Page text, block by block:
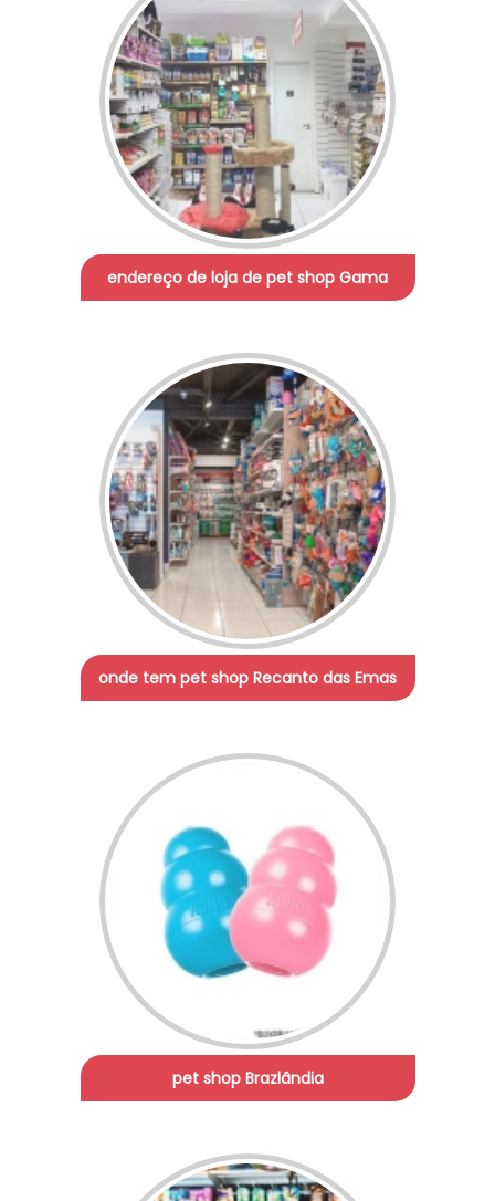
endereço de loja de pet shop Gama
onde tem pet shop Recanto das Emas
pet shop Brazlândia